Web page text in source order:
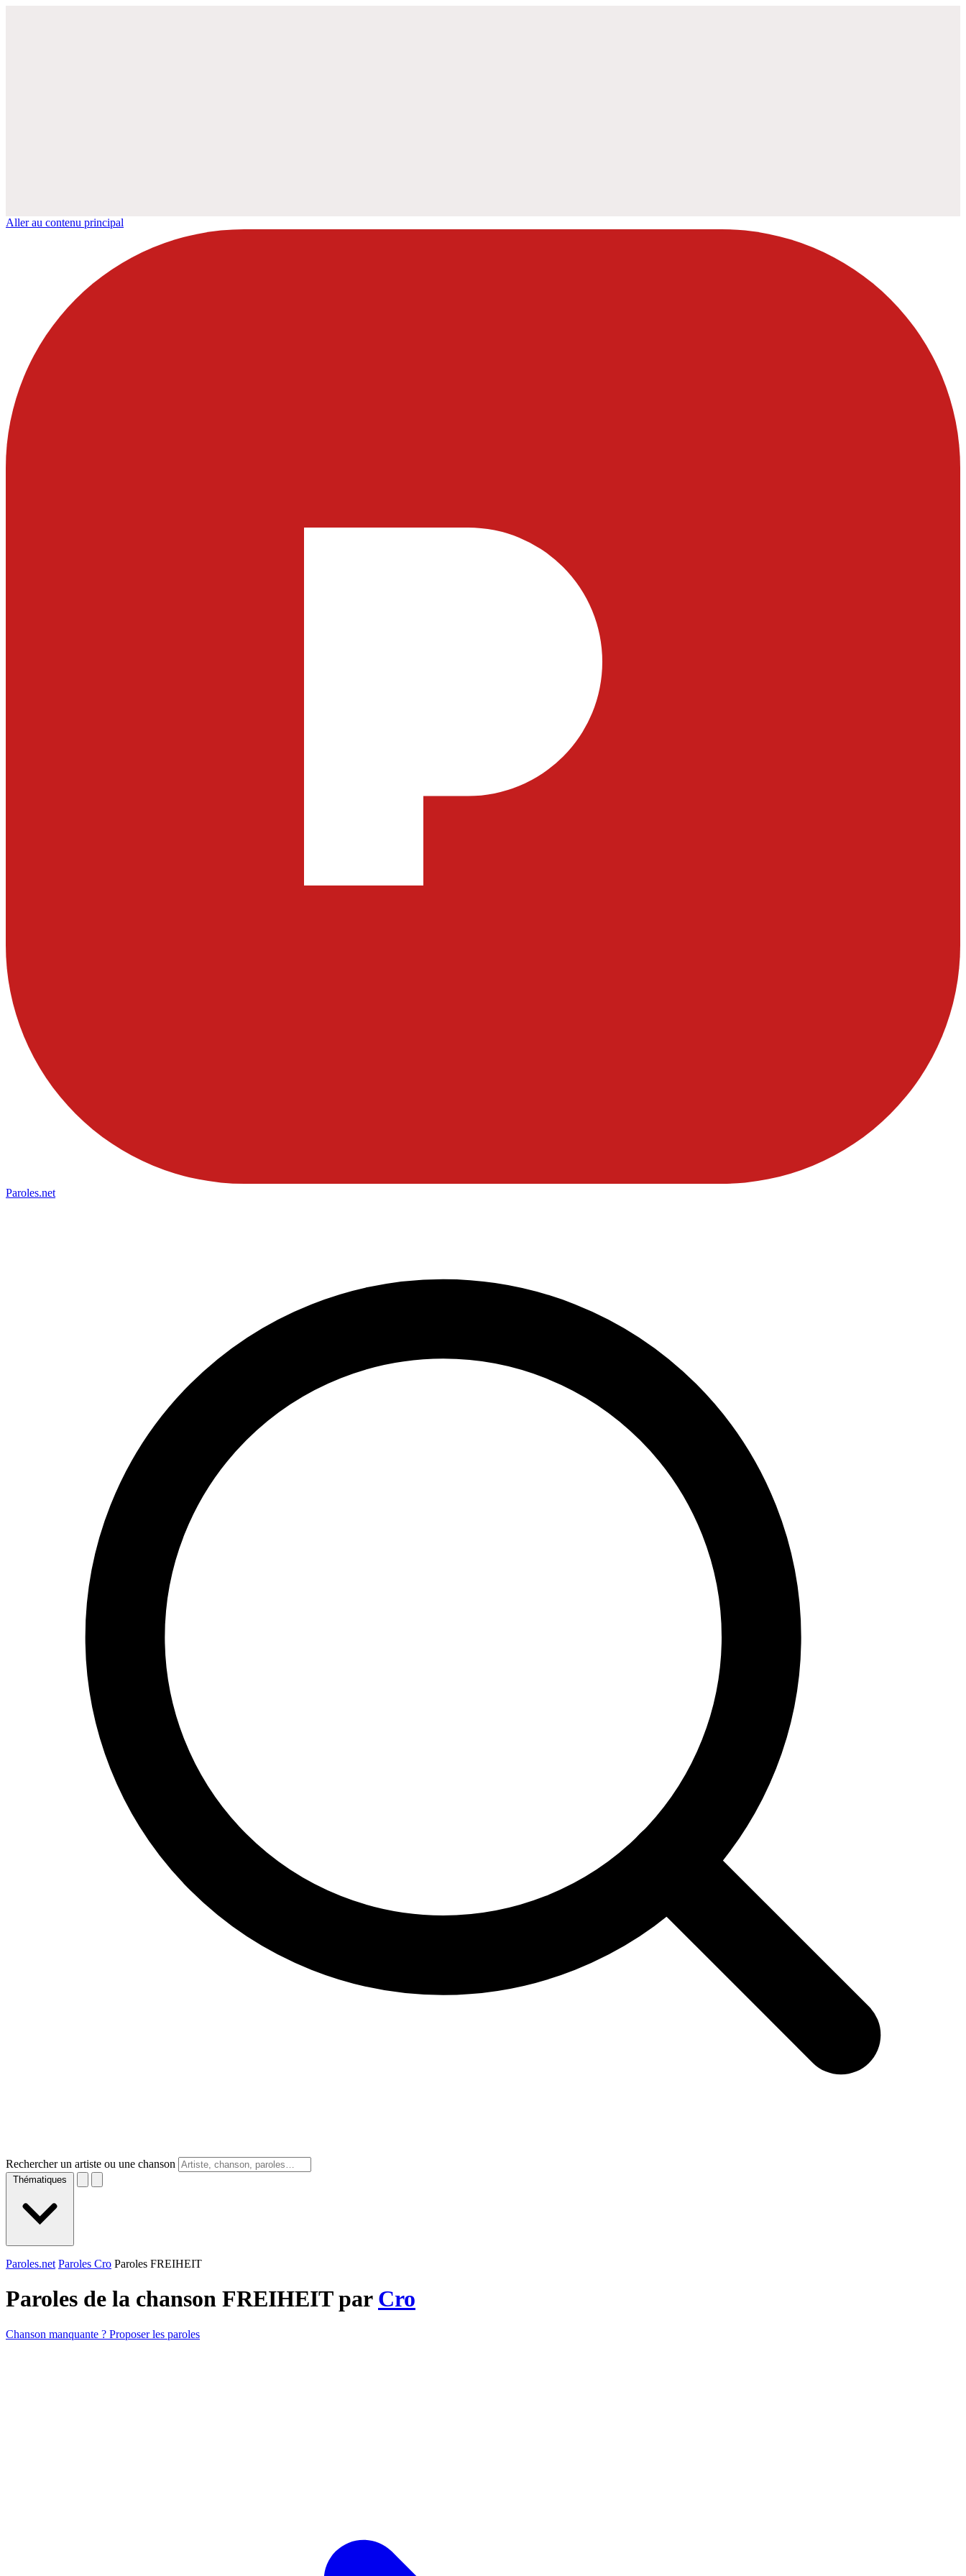
Aller au contenu principal
Paroles.net
Rechercher un artiste ou une chanson
Thématiques
Paroles.net Paroles Cro Paroles FREIHEIT
Paroles de la chanson FREIHEIT par Cro
Chanson manquante ? Proposer les paroles